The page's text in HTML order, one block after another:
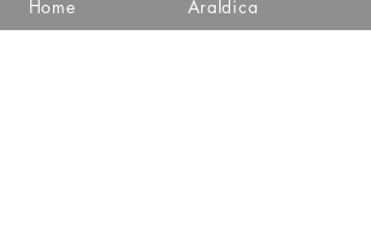
Home Araldica